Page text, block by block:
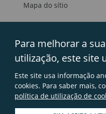
Para melhorar a
utilização, este site
Este site usa informação
cookies. Para saber mais,
política de utilização de
Mapa do sítio
Links úteis
Avisos legais
Contactos
Perguntas frequentes